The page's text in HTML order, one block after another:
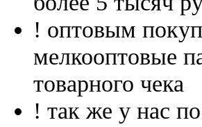
! оптовым
мелкооптовые
товарного чека
! так же у нас